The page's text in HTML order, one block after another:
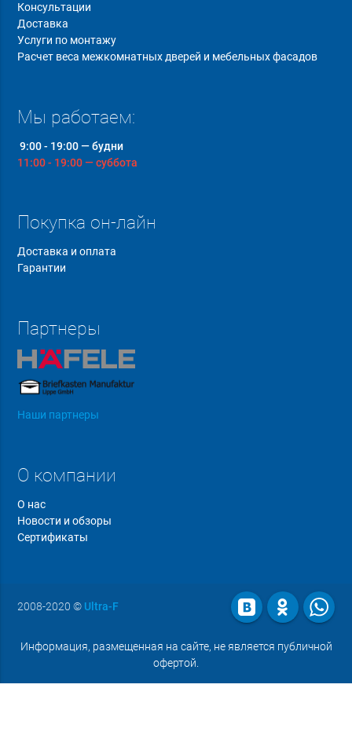
Консультации
Доставка
Услуги по монтажу
Расчет веса межкомнатных дверей и мебельных фасадов
Мы работаем:
9:00 - 19:00 — будни
11:00 - 19:00 — суббота
Покупка он-лайн
Доставка и оплата
Гарантии
Партнеры
Наши партнеры
О компании
О нас
Новости и обзоры
Сертификаты
2008-2020 © Ultra-F
Информация, размещенная на сайте, не является публичной
офертой.